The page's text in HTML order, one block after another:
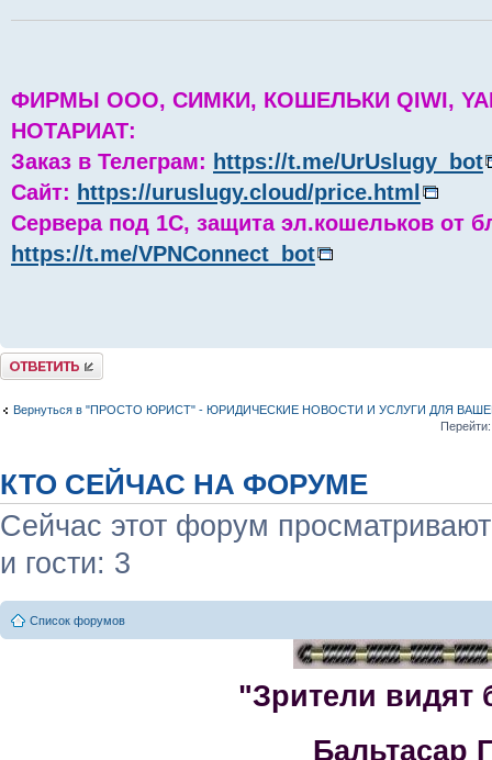
ФИРМЫ ООО, СИМКИ, КОШЕЛЬКИ QIWI,
НОТАРИАТ:
Заказ в Телеграм: https://t.me/UrUslugy_bot
Сайт: https://uruslugy.cloud/price.html
Сервера под 1С, защита эл.кошельков от
https://t.me/VPNConnect_bot
Комментировать
Вернуться в "ПРОСТО ЮРИСТ" - ЮРИДИЧЕСКИЕ НОВОСТИ И УСЛУГИ ДЛЯ
Перейти:
КТО СЕЙЧАС НА ФОРУМЕ
Сейчас этот форум
и гости: 3
Список форумов
"Зрители видят
Бальтасар